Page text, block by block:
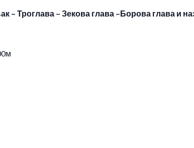
– Троглава – Зекова глава –Борова глава и